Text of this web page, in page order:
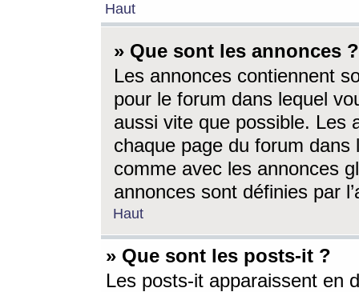
Haut
» Que sont les annonces ?
Les annonces contiennent
pour le forum dans lequel
aussi vite que possible. Les
chaque page du forum dans
comme avec les annonces
annonces sont définies par
Haut
» Que sont les posts-it ?
Les posts-it apparaissent en